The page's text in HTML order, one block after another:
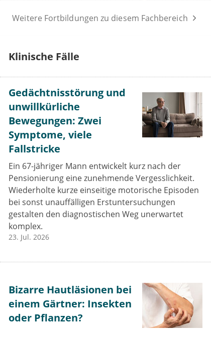
Weitere Fortbildungen zu diesem Fachbereich
Klinische Fälle
Gedächtnisstörung und
unwillkürliche
Bewegungen: Zwei
Symptome, viele
Fallstricke
Ein 67-jähriger Mann entwickelt kurz nach der
Pensionierung eine zunehmende Vergesslichkeit.
Wiederholte kurze einseitige motorische Episoden
bei sonst unauffälligen Erstuntersuchungen
gestalten den diagnostischen Weg unerwartet
komplex.
23. Jul. 2026
Bizarre Hautläsionen bei
einem Gärtner: Insekten
oder Pflanzen?